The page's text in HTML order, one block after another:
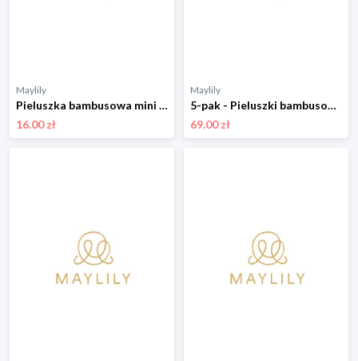
Maylily
Pieluszka bambusowa mini 25x25 - Kamyczki róż - OUTLET
16.00 zł
Maylily
5-pak - Pieluszki bambusowe mini 25x25 - Wilkiway
69.00 zł